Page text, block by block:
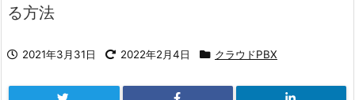
る方法
2021年3月31日 2022年2月4日 クラウドPBX